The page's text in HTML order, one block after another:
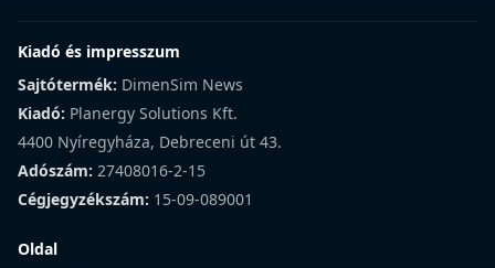
Kiadó és impresszum
Sajtótermék: DimenSim News
Kiadó: Planergy Solutions Kft.
4400 Nyíregyháza, Debreceni út 43.
Adószám: 27408016-2-15
Cégjegyzékszám: 15-09-089001
Oldal